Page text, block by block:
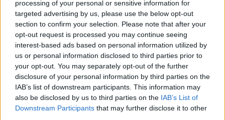
processing of your personal or sensitive information for
targeted advertising by us, please use the below opt-out
section to confirm your selection. Please note that after your
opt-out request is processed you may continue seeing
interest-based ads based on personal information utilized by
us or personal information disclosed to third parties prior to
your opt-out. You may separately opt-out of the further
disclosure of your personal information by third parties on the
IAB’s list of downstream participants. This information may
also be disclosed by us to third parties on the IAB’s List of
Downstream Participants that may further disclose it to other